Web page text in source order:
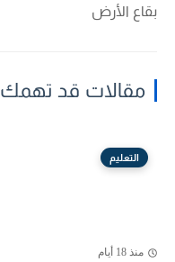
بقاع الأرض
مقالات قد تهمك
التعليم
منذ 18 أيام